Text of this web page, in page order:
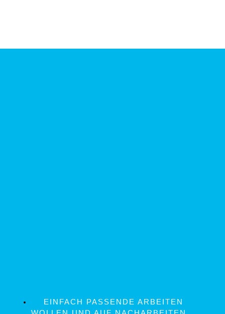
EINFACH PASSENDE ARBEITEN